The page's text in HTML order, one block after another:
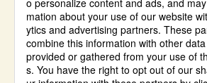
Japanese language learning
hed by Bonjinsha
© Bonjinsha Co., LTD. All Rights